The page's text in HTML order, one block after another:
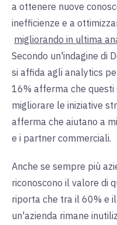
a ottenere nuove
inefficienze e a
migliorando in ultima
Secondo un'indagine di
si affida agli analytics
16% afferma che
migliorare le iniziative
afferma che aiutano a
e i partner commerciali.
Anche se sempre più
riconoscono il valore di
riporta che tra il 60% e
un'azienda rimane